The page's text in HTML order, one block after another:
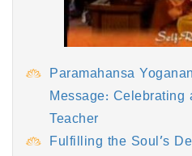
Paramahansa
Message: Celebrating
Teacher
Fulfilling the Soul’s